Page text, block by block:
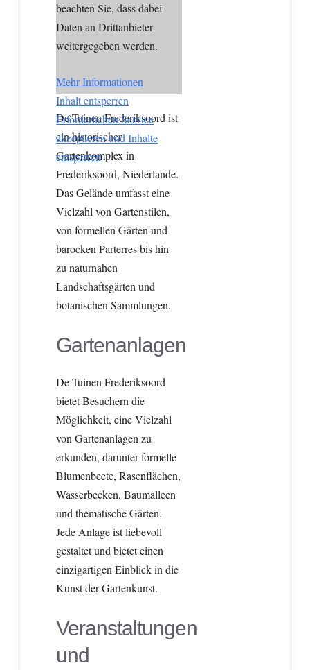
beachten Sie, dass dabei
Daten an Drittanbieter
weitergegeben werden.
Mehr Informationen
Inhalt entsperren
Erforderlichen Service
akzeptieren und Inhalte
entsperren
De Tuinen Frederiksoord ist
ein historischer
Gartenkomplex in
Frederiksoord, Niederlande.
Das Gelände umfasst eine
Vielzahl von Gartenstilen,
von formellen Gärten und
barocken Parterres bis hin
zu naturnahen
Landschaftsgärten und
botanischen Sammlungen.
Gartenanlagen
De Tuinen Frederiksoord
bietet Besuchern die
Möglichkeit, eine Vielzahl
von Gartenanlagen zu
erkunden, darunter formelle
Blumenbeete, Rasenflächen,
Wasserbecken, Baumalleen
und thematische Gärten.
Jede Anlage ist liebevoll
gestaltet und bietet einen
einzigartigen Einblick in die
Kunst der Gartenkunst.
Veranstaltungen
und